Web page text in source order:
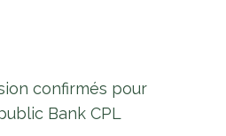
confirmés pour
Bank CPL